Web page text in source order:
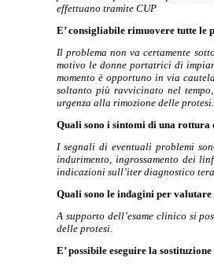
effettuano tramite CUP
E’ consigliabile rimuovere tutte le
Il problema non va certamente
motivo le donne portatrici di
momento è opportuno in via
soltanto più ravvicinato nel
urgenza alla rimozione delle protesi.
Quali sono i sintomi di una rottura
I segnali di eventuali problemi
indurimento, ingrossamento dei
indicazioni sull’iter diagnostico
Quali sono le indagini per valutare
A supporto dell’esame clinico si
delle protesi.
E’ possibile eseguire la